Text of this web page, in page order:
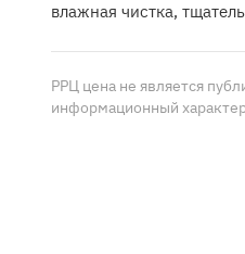
влажная чистка,
РРЦ цена не является
информационный